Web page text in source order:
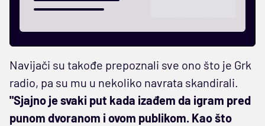
Navijači su takođe prepoznali sve ono što je Grk
radio, pa su mu u nekoliko navrata skandirali.
"Sjajno je svaki put kada izađem da igram pred
punom dvoranom i ovom publikom. Kao što